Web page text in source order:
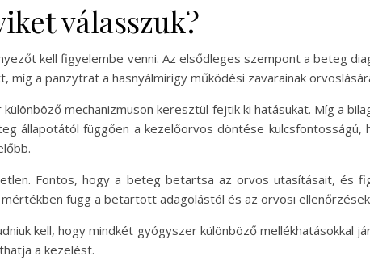
válasszuk?
kell figyelembe venni. Az elsődleges szempont a beteg
a panzytrat a hasnyálmirigy működési zavarainak
mechanizmuson keresztül fejtik ki hatásukat. Míg a
állapotától függően a kezelőorvos döntése kulcsfontosságú,
Fontos, hogy a beteg betartsa az orvos utasításait, és
függ a betartott adagolástól és az orvosi
kell, hogy mindkét gyógyszer különböző mellékhatásokkal
a kezelést.